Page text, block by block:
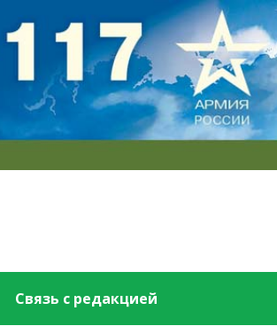
Связь с редакцией